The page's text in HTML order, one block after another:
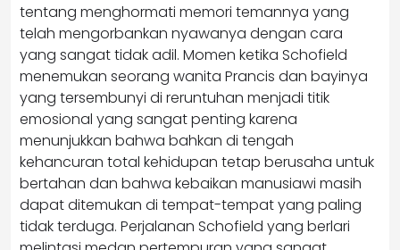
tentang menghormati memori temannya yang
telah mengorbankan nyawanya dengan cara
yang sangat tidak adil. Momen ketika Schofield
menemukan seorang wanita Prancis dan bayinya
yang tersembunyi di reruntuhan menjadi titik
emosional yang sangat penting karena
menunjukkan bahwa bahkan di tengah
kehancuran total kehidupan tetap berusaha untuk
bertahan dan bahwa kebaikan manusiawi masih
dapat ditemukan di tempat-tempat yang paling
tidak terduga. Perjalanan Schofield yang berlari